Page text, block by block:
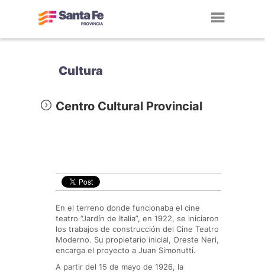
Cultura
Centro Cultural Provincial
En el terreno donde funcionaba el cine
teatro “Jardín de Italia”, en 1922, se iniciaron
los trabajos de construcción del Cine Teatro
Moderno. Su propietario inicial, Oreste Neri,
encarga el proyecto a Juan Simonutti.
A partir del 15 de mayo de 1926, la